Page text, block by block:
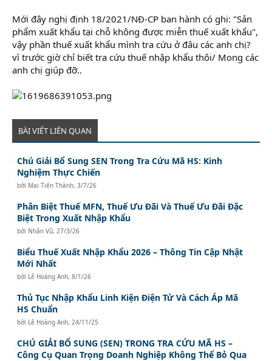
Mới đây nghị định 18/2021/NĐ-CP ban hành có ghi: "Sản
phẩm xuất khẩu tại chỗ không được miễn thuế xuất khẩu",
vậy phần thuế xuất khẩu mình tra cứu ở đâu các anh chị?
vì trước giờ chỉ biết tra cứu thuế nhập khẩu thôi/ Mong các
anh chị giúp đỡ..
BÀI VIẾT LIÊN QUAN
Chú Giải Bổ Sung SEN Trong Tra Cứu Mã HS: Kinh
Nghiệm Thực Chiến
bởi Mai Tiến Thành,3/7/26
Phân Biệt Thuế MFN, Thuế Ưu Đãi Và Thuế Ưu Đãi Đặc
Biệt Trong Xuất Nhập Khẩu
bởi Nhân Vũ, 27/3/26
Biểu Thuế Xuất Nhập Khẩu 2026 – Thông Tin Cập Nhật
Mới Nhất
bởi Lê Hoàng Anh,8/1/26
Thủ Tục Nhập Khẩu Linh Kiện Điện Tử Và Cách Áp Mã
HS Chuẩn
bởi Lê Hoàng Anh, 24/11/25
CHÚ GIẢI BỔ SUNG (SEN) TRONG TRA CỨU MÃ HS –
Công Cụ Quan Trọng Doanh Nghiệp Không Thể Bỏ Qua